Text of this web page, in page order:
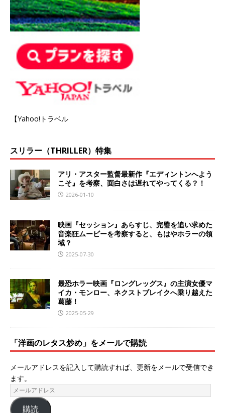
【Yahoo!トラベル
スリラー（THRILLER）特集
アリ・アスター監督最新作『エディントンへよう
こそ』を考察、面白さは遅れてやってくる？！
2026-01-10
映画『セッション』あらすじ、完璧を追い求めた
音楽狂ムービーを考察すると、もはやホラーの領
域？
2025-07-30
最恐ホラー映画『ロングレッグス』の主演女優マ
イカ・モンロー、ネクストブレイクへ乗り越えた
葛藤！
2025-05-29
「洋画のレタス炒め」をメールで購読
メールアドレスを記入して購読すれば、更新をメールで受信でき
ます。
購読